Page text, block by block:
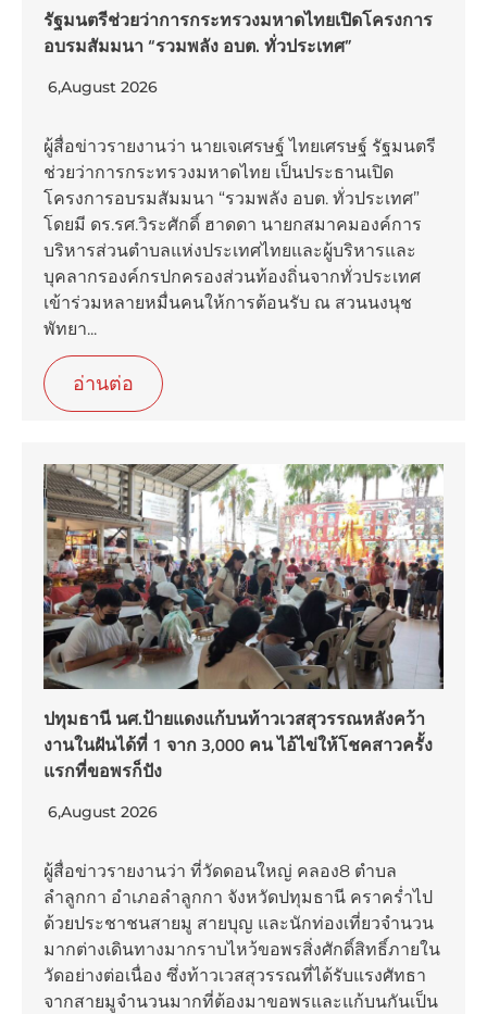
รัฐมนตรีช่วยว่าการกระทรวงมหาดไทยเปิดโครงการ
อบรมสัมมนา “รวมพลัง อบต. ทั่วประเทศ”
6,August 2026
ผู้สื่อข่าวรายงานว่า นายเจเศรษฐ์ ไทยเศรษฐ์ รัฐมนตรี
ช่วยว่าการกระทรวงมหาดไทย เป็นประธานเปิด
โครงการอบรมสัมมนา “รวมพลัง อบต. ทั่วประเทศ”
โดยมี ดร.รศ.วิระศักดิ์ ฮาดดา นายกสมาคมองค์การ
บริหารส่วนตำบลแห่งประเทศไทยและผู้บริหารและ
บุคลากรองค์กรปกครองส่วนท้องถิ่นจากทั่วประเทศ
เข้าร่วมหลายหมื่นคนให้การต้อนรับ ณ สวนนงนุช
พัทยา...
อ่านต่อ
ปทุมธานี นศ.ป้ายแดงแก้บนท้าวเวสสุวรรณหลังคว้า
งานในฝันได้ที่ 1 จาก 3,000 คน ไอ้ไข่ให้โชคสาวครั้ง
แรกที่ขอพรก็ปัง
6,August 2026
ผู้สื่อข่าวรายงานว่า ที่วัดดอนใหญ่ คลอง8 ตำบล
ลำลูกกา อำเภอลำลูกกา จังหวัดปทุมธานี คราคร่ำไป
ด้วยประชาชนสายมู สายบุญ และนักท่องเที่ยวจำนวน
มากต่างเดินทางมากราบไหว้ขอพรสิ่งศักดิ์สิทธิ์ภายใน
วัดอย่างต่อเนื่อง ซึ่งท้าวเวสสุวรรณที่ได้รับแรงศัทธา
จากสายมูจำนวนมากที่ต้องมาขอพรและแก้บนกันเป็น